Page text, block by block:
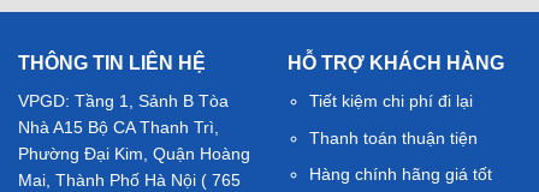
THÔNG TIN LIÊN HỆ
VPGD: Tầng 1, Sảnh B Tòa
Nhà A15 Bộ CA Thanh Trì,
Phường Đại Kim, Quận Hoàng
Mai, Thành Phố Hà Nội ( 765
HỖ TRỢ KHÁCH HÀNG
Tiết kiệm chi phí đi lại
Thanh toán thuận tiện
Hàng chính hãng giá tốt